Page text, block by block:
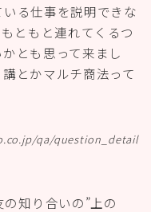
る仕事を説明できな
ともと連れてくるつ
とも思って来まし
とかマルチ商法って
qa/question_detail
知り合いの”上の